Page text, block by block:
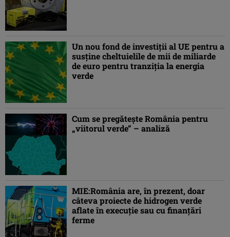
Un nou fond de investiţii al UE pentru a
susţine cheltuielile de mii de miliarde
de euro pentru tranziţia la energia
verde
Cum se pregăteşte România pentru
„viitorul verde” – analiză
MIE:România are, în prezent, doar
câteva proiecte de hidrogen verde
aflate în execuţie sau cu finanţări
ferme